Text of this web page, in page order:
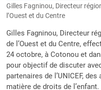
Gilles Fagninou, Directeur
l’Ouest et du Centre
Gilles Fagninou, Directeur
de l’Ouest et du Centre,
24 octobre, à Cotonou et
pour objectif de discuter
partenaires de l’UNICEF,
matière de droits de l’enfant.